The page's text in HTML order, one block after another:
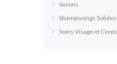
Savons
Shampooings Solides
Soins Visage et Corps